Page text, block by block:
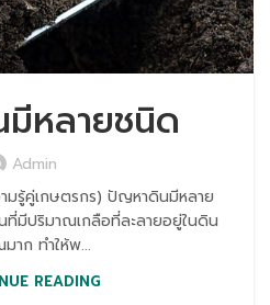
หลายชนิด
Admin
รู้คู่เกษตรกร) ปัญหาดินมีหลาย
มีปริมาณเกลือที่ละลายอยู่ในดิน
าก ทำให้พ...
READING